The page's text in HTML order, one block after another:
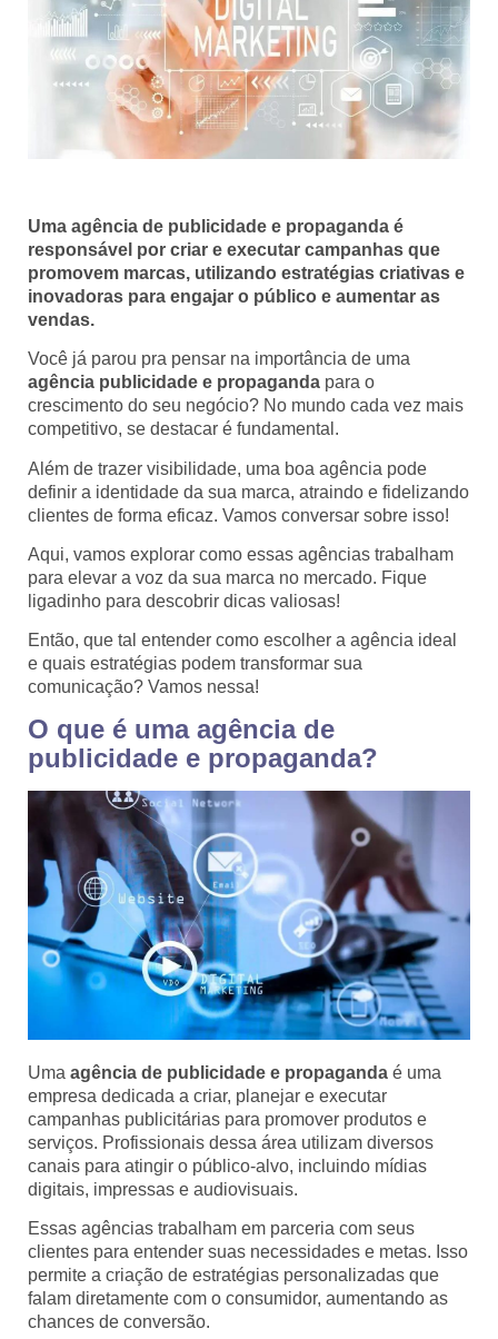
Uma agência de publicidade e propaganda é
responsável por criar e executar campanhas que
promovem marcas, utilizando estratégias criativas e
inovadoras para engajar o público e aumentar as
vendas.
Você já parou pra pensar na importância de uma
agência publicidade e propaganda para o
crescimento do seu negócio? No mundo cada vez mais
competitivo, se destacar é fundamental.
Além de trazer visibilidade, uma boa agência pode
definir a identidade da sua marca, atraindo e fidelizando
clientes de forma eficaz. Vamos conversar sobre isso!
Aqui, vamos explorar como essas agências trabalham
para elevar a voz da sua marca no mercado. Fique
ligadinho para descobrir dicas valiosas!
Então, que tal entender como escolher a agência ideal
e quais estratégias podem transformar sua
comunicação? Vamos nessa!
O que é uma agência de
publicidade e propaganda?
Uma agência de publicidade e propaganda é uma
empresa dedicada a criar, planejar e executar
campanhas publicitárias para promover produtos e
serviços. Profissionais dessa área utilizam diversos
canais para atingir o público-alvo, incluindo mídias
digitais, impressas e audiovisuais.
Essas agências trabalham em parceria com seus
clientes para entender suas necessidades e metas. Isso
permite a criação de estratégias personalizadas que
falam diretamente com o consumidor, aumentando as
chances de conversão.